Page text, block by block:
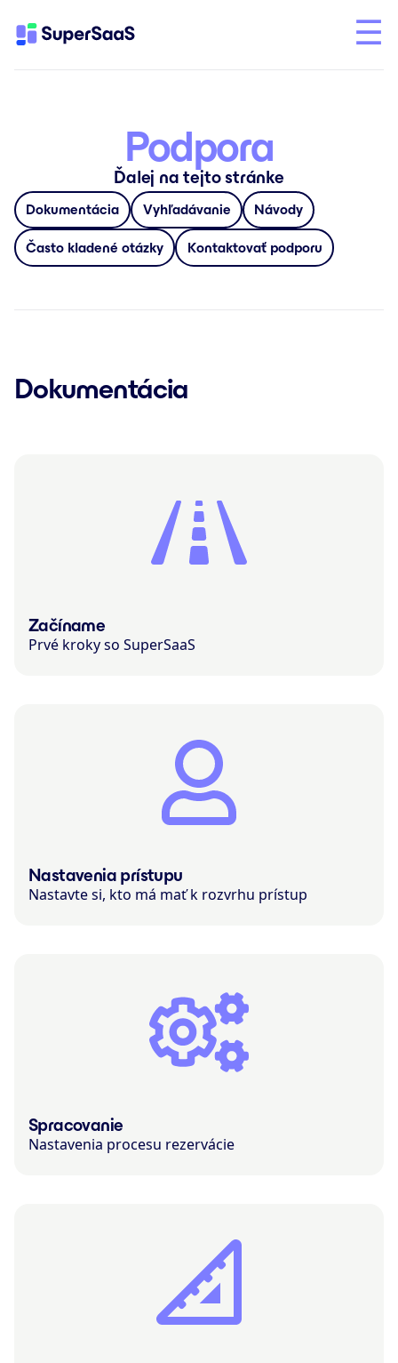
Podpora
Ďalej na tejto stránke
Dokumentácia Vyhľadávanie Návody
Často kladené otázky Kontaktovať podporu
Dokumentácia
Začíname
Prvé kroky so SuperSaaS
Nastavenia prístupu
Nastavte si, kto má mať k rozvrhu prístup
Spracovanie
Nastavenia procesu rezervácie